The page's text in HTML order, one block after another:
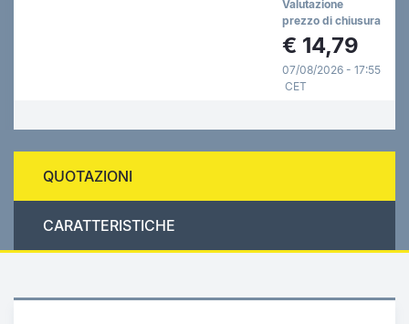
Valutazione
prezzo di chiusura
€ 14,79
07/08/2026 - 17:55
CET
QUOTAZIONI
CARATTERISTICHE